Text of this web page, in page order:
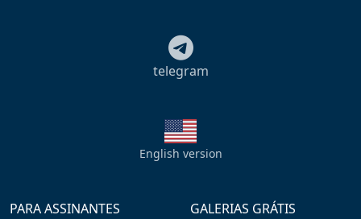
telegram
English version
PARA ASSINANTES
GALERIAS GRÁTIS